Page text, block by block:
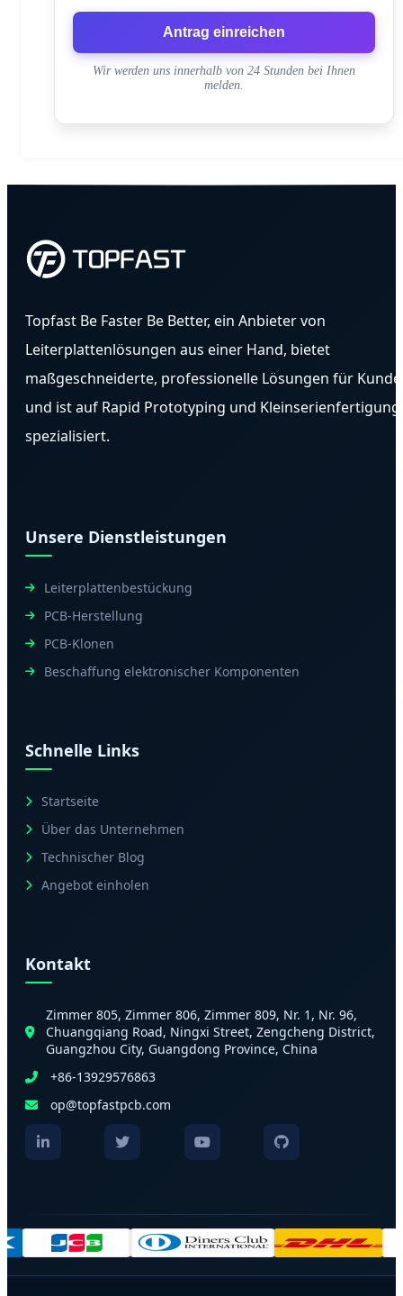
Antrag einreichen
Wir werden uns innerhalb von 24 Stunden bei Ihnen
melden.
Topfast Be Faster Be Better, ein Anbieter von
Leiterplattenlösungen aus einer Hand, bietet
maßgeschneiderte, professionelle Lösungen für
und ist auf Rapid Prototyping und Kleinserienfertigung
spezialisiert.
Unsere Dienstleistungen
Leiterplattenbestückung
PCB-Herstellung
PCB-Klonen
Beschaffung elektronischer Komponenten
Schnelle Links
Startseite
Über das Unternehmen
Technischer Blog
Angebot einholen
Kontakt
Zimmer 805, Zimmer 806, Zimmer 809, Nr. 1, Nr. 96,
Chuangqiang Road, Ningxi Street, Zengcheng District,
Guangzhou City, Guangdong Province, China
+86-13929576863
op@topfastpcb.com